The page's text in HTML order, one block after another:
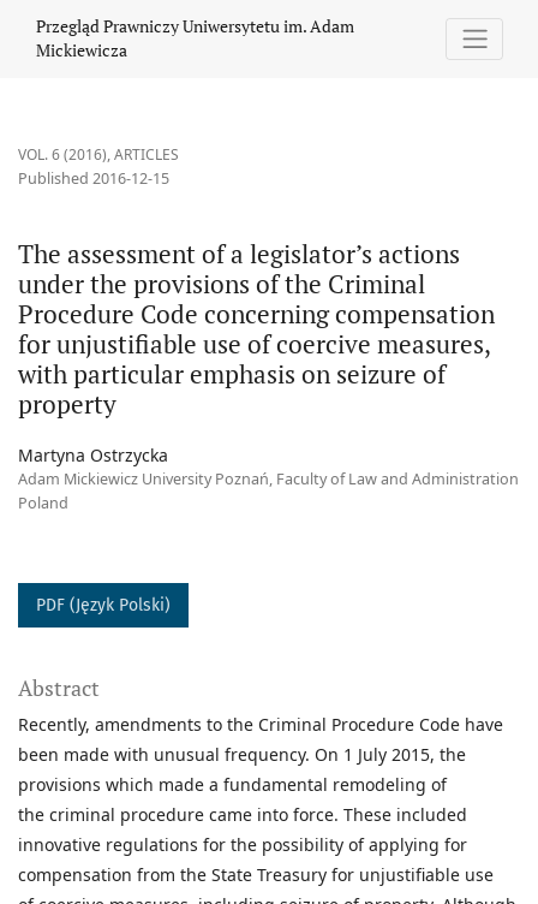
Przegląd Prawniczy Uniwersytetu im. Adam
Mickiewicza
VOL. 6 (2016),ARTICLES
The assessment of a legislator’s actions
under the provisions of the Criminal
Procedure Code concerning compensation
for unjustifiable use of coercive measures,
with particular emphasis on seizure of
property
Published 2016-12-15
Martyna Ostrzycka
Adam Mickiewicz University Poznań, Faculty of Law and Administration
Poland
PDF (Język Polski)
Abstract
Recently, amendments to the Criminal Procedure Code have
been made with unusual frequency. On 1 July 2015, the
provisions which made a fundamental remodeling of
the criminal procedure came into force. These included
innovative regulations for the possibility of applying for
compensation from the State Treasury for unjustifiable use